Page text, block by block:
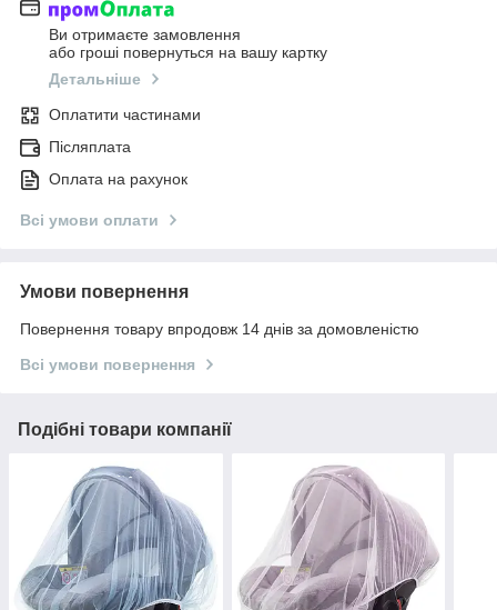
Ви отримаєте замовлення
або гроші повернуться на вашу картку
Детальніше
Оплатити частинами
Післяплата
Оплата на рахунок
Всі умови оплати
Умови повернення
Повернення товару впродовж 14 днів за домовленістю
Всі умови повернення
Подібні товари компанії